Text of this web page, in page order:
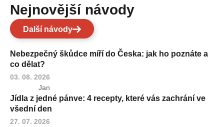
Nejnovější návody
Další návody
Nebezpečný škůdce míří do Česka: jak ho poznáte a
co dělat?
03. 08. 2026
Jan
Jídla z jedné pánve: 4 recepty, které vás zachrání ve
všední den
27. 07. 2026